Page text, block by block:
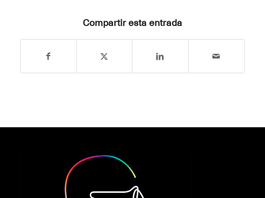
Compartir esta entrada